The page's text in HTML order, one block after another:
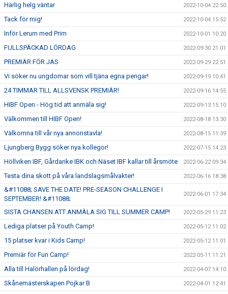
Härlig helg väntar 2022-10-04 22:50
Tack för mig! 2022-10-04 15:52
Inför Lerum med Prim 2022-10-01 10:20
FULLSPÄCKAD LÖRDAG 2022-09-30 21:01
PREMIÄR FÖR JAS 2022-09-29 22:51
Vi söker nu ungdomar som vill tjäna egna pengar! 2022-09-19 10:41
24 TIMMAR TILL ALLSVENSK PREMIÄR! 2022-09-16 14:55
HIBF Open - Hög tid att anmäla sig! 2022-09-13 15:10
Välkommen till HIBF Open! 2022-08-18 13:30
Välkomna till vår nya annonstavla! 2022-08-15 11:39
Ljungberg Bygg söker nya kollegor! 2022-07-15 14:23
Höllviken IBF, Gårdarike IBK och Näset IBF kallar till årsmöte 2022-06-22 09:34
Testa dina skott på våra landslagsmålvakter! 2022-06-16 18:38
&#11088; SAVE THE DATE! PRE-SEASON CHALLENGE I
SEPTEMBER! &#11088;
2022-06-01 17:34
SISTA CHANSEN ATT ANMÄLA SIG TILL SUMMER CAMP! 2022-05-29 11:23
Lediga platser på Youth Camp! 2022-05-12 11:02
15 platser kvar i Kids Camp! 2022-05-12 11:01
Premiär för Fun Camp! 2022-05-11 11:21
Alla till Halörhallen på lördag! 2022-04-07 14:10
Skånemästerskapen Pojkar B 2022-04-01 12:41